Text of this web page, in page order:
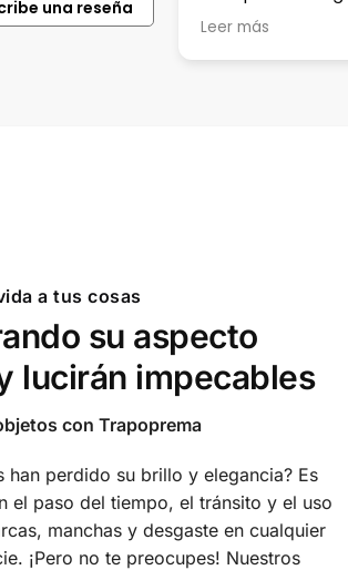
una reseña
lugar para
la calle casi no hay
porque hay
Leer más
a tus cosas
su aspecto
lucirán impecables
con Trapoprema
han perdido su brillo y elegancia? Es
el paso del tiempo, el tránsito y el uso
manchas y desgaste en cualquier
¡Pero no te preocupes! Nuestros